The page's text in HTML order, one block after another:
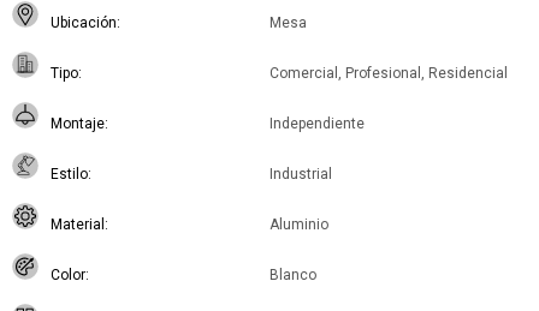
Ubicación Mesa
Tipo Comercial, Profesional, Residencial
Montaje Independiente
Estilo Industrial
Material Aluminio
Color Blanco